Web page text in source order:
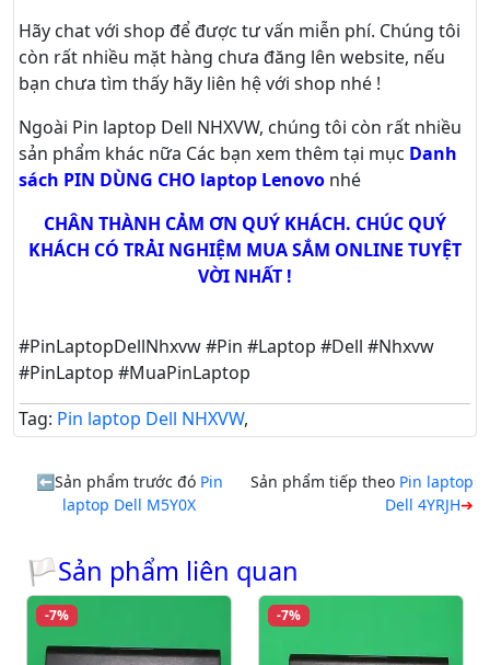
Hãy chatvới shop để được tư vấn miễn phí. Chúng tôi
còn rất nhiều mặt hàng chưa đăng lên website, nếu
bạn chưa tìm thấy hãy liên hệ với shop nhé !
Ngoài Pin laptop Dell NHXVW, chúng tôi còn rất nhiều
sản phẩm khác nữa Các bạn xem thêm tại mục Danh
sách PIN DÙNG CHO laptop Lenovo nhé
CHÂN THÀNH CẢM ƠN QUÝ KHÁCH. CHÚC QUÝ
KHÁCH CÓ TRẢI NGHIỆM MUA SẮM ONLINE TUYỆT
VỜI NHẤT !
#PinLaptopDellNhxvw #Pin #Laptop #Dell #Nhxvw
#PinLaptop #MuaPinLaptop
Tag: Pin laptop Dell NHXVW,
Sản phẩm trước đó Pin
laptop Dell M5Y0X
Sản phẩm tiếp theo Pin laptop
Dell 4YRJH
🏳Sản phẩm liên quan
-7% -7%